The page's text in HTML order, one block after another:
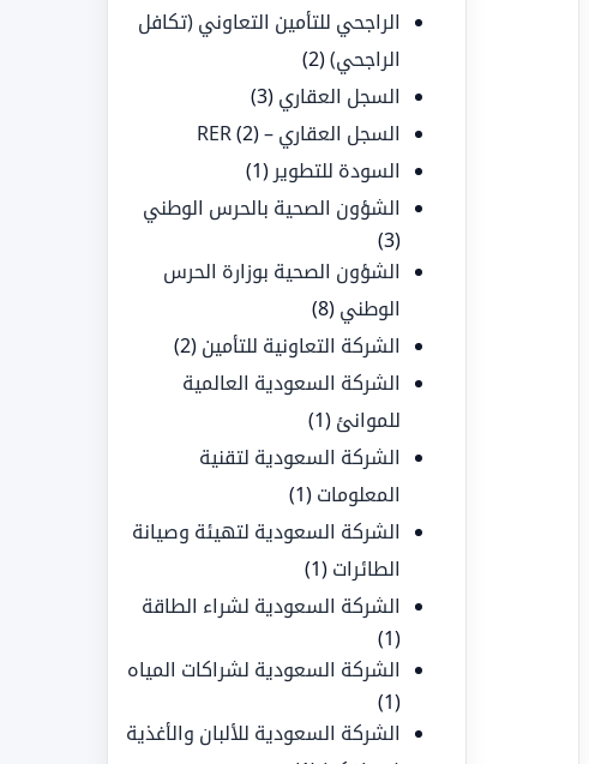
الراجحي للتأمين التعاوني (تكافل
الراجحي)(2)
السجل العقاري (3)
السجل العقاري – RER(2)
السودة للتطوير (1)
الشؤون الصحية بالحرس الوطني
(3)
الشؤون الصحية بوزارة الحرس
الوطني (8)
الشركة التعاونية للتأمين (2)
الشركة السعودية العالمية
للموانئ (1)
الشركة السعودية لتقنية
المعلومات (1)
الشركة السعودية لتهيئة وصيانة
الطائرات (1)
الشركة السعودية لشراء الطاقة
(1)
الشركة السعودية لشراكات المياه
(1)
الشركة السعودية للألبان والأغذية